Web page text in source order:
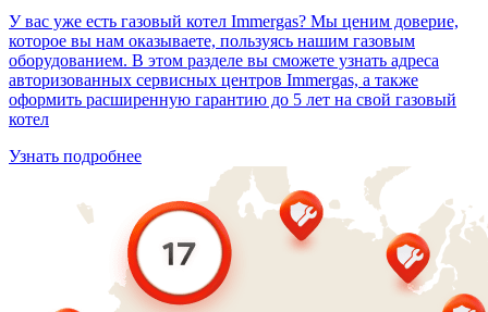
У вас уже есть газовый котел Immergas? Мы ценим доверие,
которое вы нам оказываете, пользуясь нашим газовым
оборудованием. В этом разделе вы сможете узнать адреса
авторизованных сервисных центров Immergas, а также
оформить расширенную гарантию до 5 лет на свой газовый
котел
Узнать подробнее